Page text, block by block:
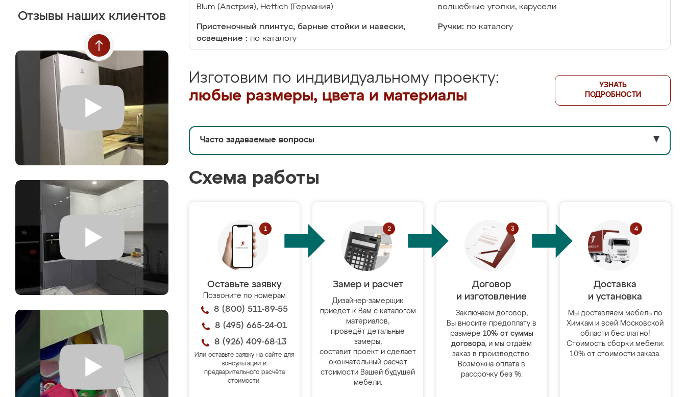
Отзывы наших клиентов
Blum (Австрия), Hettich (Германия)
волшебные уголки, карусели
Пристеночный плинтус, барные стойки и навески,
освещение : по каталогу
Ручки: по каталогу
Изготовим по индивидуальному проекту:
любые размеры, цвета и материалы
УЗНАТЬ
ПОДРОБНОСТИ
Часто задаваемые вопросы ▼
Схема работы
Оставьте заявку
Позвоните по номерам
8 (800) 511-89-55
8 (495) 665-24-01
8 (926) 409-68-13
Или оставьте заявку на сайте для
консультации и
предварительного расчёта
стоимости.
Замер и расчет
Дизайнер-замерщик
приедет к Вам с каталогом
материалов,
проведёт детальные
замеры,
составит проект и сделает
окончательный расчёт
стоимости Вашей будущей
мебели.
Договор
и изготовление
Заключаем договор,
Вы вносите предоплату в
размере 10% от суммы
договора, и мы отдаём
заказ в производство.
Возможна оплата в
рассрочку без %.
Доставка
и установка
Мы доставляем мебель по
Химкам и всей Московской
области бесплатно!
Стоимость сборки мебели:
10% от стоимости заказа.